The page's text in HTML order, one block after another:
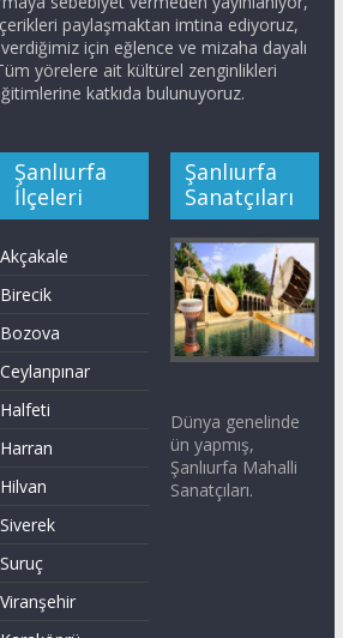
paylaşmaktan imtina ediyoruz,
için eğlence ve mizaha dayalı
yörelere ait kültürel zenginlikleri
katkıda bulunuyoruz.
Şanlıurfa
İlçeleri
Akçakale
Birecik
Bozova
Ceylanpınar
Halfeti
Harran
Hilvan
Siverek
Suruç
Viranşehir
Şanlıurfa
Sanatçıları
Dünya genelinde
ün yapmış,
Şanlıurfa Mahalli
Sanatçıları.